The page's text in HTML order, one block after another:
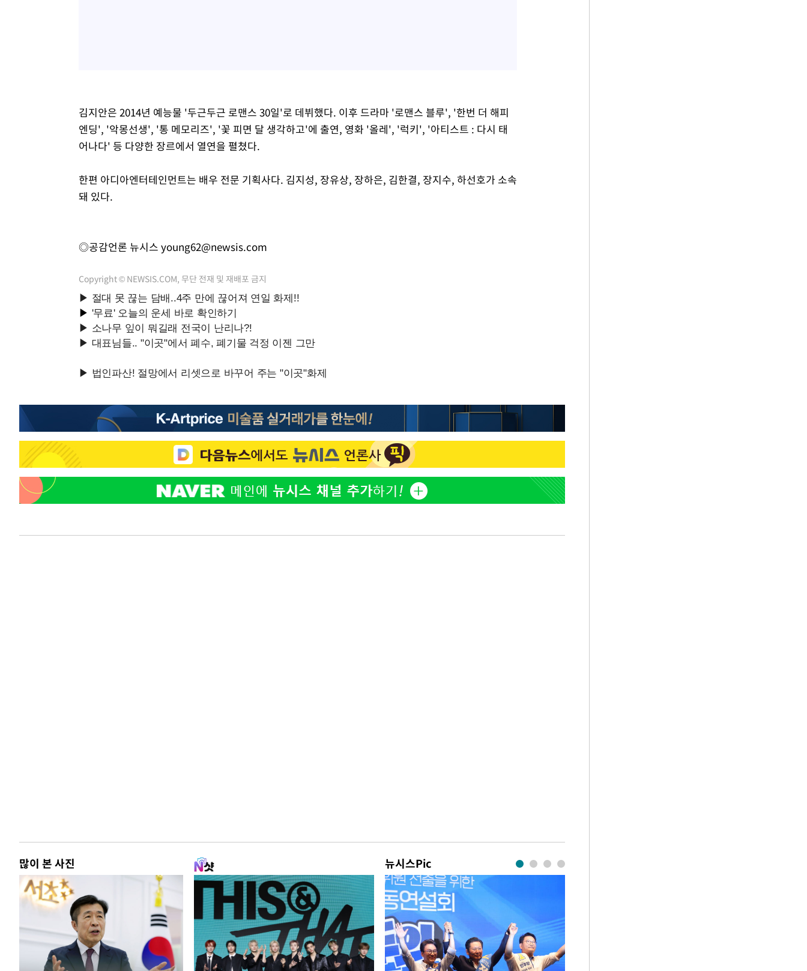
김지안은 2014년 예능물 '두근두근 로맨스 30일'로 데뷔했다. 이후 드라마 '로맨스 블루', '한번 더 해피
엔딩', '악몽선생', '통 메모리즈', '꽃 피면 달 생각하고'에 출연, 영화 '올레', '럭키', '아티스트 : 다시 태
어나다' 등 다양한 장르에서 열연을 펼쳤다.
한편 아디아엔터테인먼트는 배우 전문 기획사다. 김지성, 장유상, 장하은, 김한결, 장지수, 하선호가 소속
돼 있다.
◎공감언론 뉴시스 young62@newsis.com
Copyright © NEWSIS.COM, 무단 전재 및 재배포 금지
많이 본 사진 뉴시스Pic